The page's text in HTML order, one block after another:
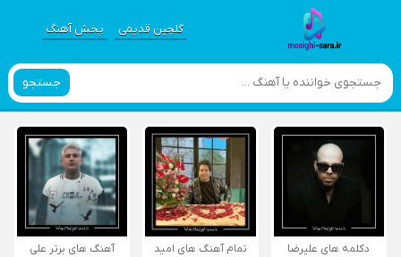
گلچین قدیمی پخش آهنگ
جستجو
دکلمه های علیرضا
تمام آهنگ های امید
آهنگ های برتر علی